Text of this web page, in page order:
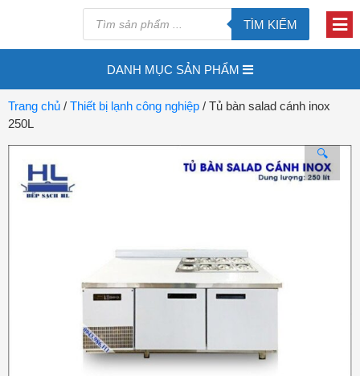
TÌM KIẾM
DANH MỤC SẢN PHẨM
Trang chủ / Thiết bị lạnh công nghiệp / Tủ bàn salad cánh inox
250L
🔍